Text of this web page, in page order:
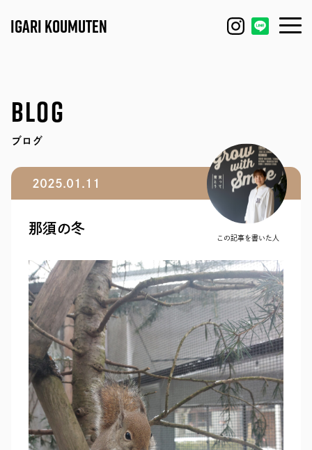
IGARI KOUMUTEN
MODEL HOUSE
IGARI FARM
COMPANY
DAGASHI
STAFF
IGARI SOBA
RECRUIT
SEAS0N BY MYSELF
メール・資料請求
RESERVATION
LINEから来店予約
TELEPHONE
0120-56-1207
BLOG
ブログ
2025.01.11
この記事を書いた人
那須の冬